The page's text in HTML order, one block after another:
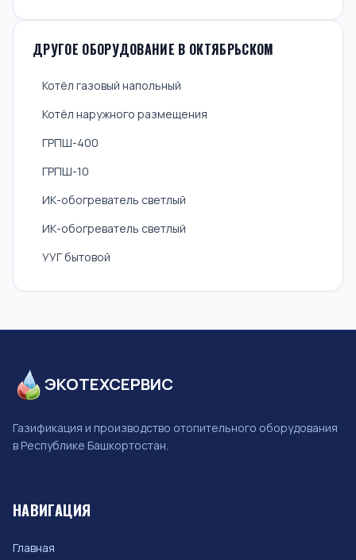
ДРУГОЕ ОБОРУДОВАНИЕ В ОКТЯБРЬСКОМ
Котёл газовый напольный
Котёл наружного размещения
ГРПШ-400
ГРПШ-10
ИК-обогреватель светлый
ИК-обогреватель светлый
УУГ бытовой
ЭКОТЕХСЕРВИС
Газификация и производство отопительного оборудования
в Республике Башкортостан.
НАВИГАЦИЯ
Главная